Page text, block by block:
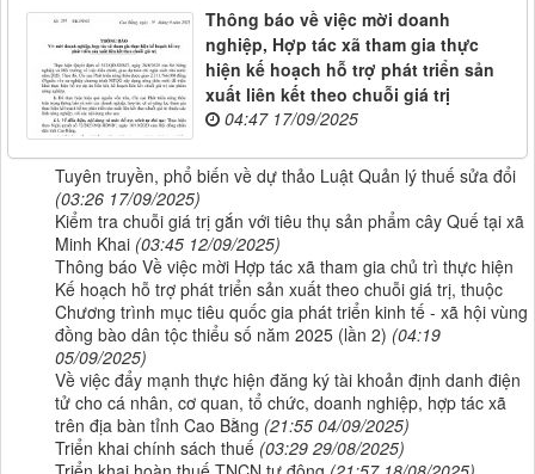
Thông báo về việc mời doanh
nghiệp, Hợp tác xã tham gia thực
hiện kế hoạch hỗ trợ phát triển sản
xuất liên kết theo chuỗi giá trị
04:47 17/09/2025
Tuyên truyền, phổ biến về dự thảo Luật Quản lý thuế sửa đổi
(03:26 17/09/2025)
Kiểm tra chuỗi giá trị gắn với tiêu thụ sản phẩm cây Quế tại xã
Minh Khai (03:45 12/09/2025)
Thông báo Về việc mời Hợp tác xã tham gia chủ trì thực hiện
Kế hoạch hỗ trợ phát triển sản xuất theo chuỗi giá trị, thuộc
Chương trình mục tiêu quốc gia phát triển kinh tế - xã hội vùng
đồng bào dân tộc thiểu số năm 2025 (lần 2) (04:19
05/09/2025)
Về việc đẩy mạnh thực hiện đăng ký tài khoản định danh điện
tử cho cá nhân, cơ quan, tổ chức, doanh nghiệp, hợp tác xã
trên địa bàn tỉnh Cao Bằng (21:55 04/09/2025)
Triển khai chính sách thuế (03:29 29/08/2025)